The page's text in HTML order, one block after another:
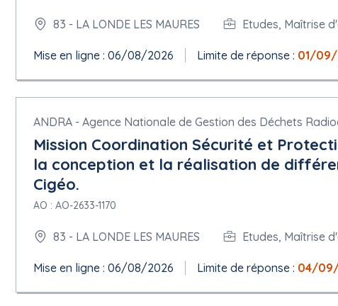
83 - LA LONDE LES MAURES Etudes, Maîtrise
Mise en ligne : 06/08/2026 Limite de réponse : 01/09/
ANDRA - Agence Nationale de Gestion des Déchets
Mission Coordination Sécurité et
la conception et la réalisation de
Cigéo.
AO : AO-2633-1170
83 - LA LONDE LES MAURES Etudes, Maîtrise
Mise en ligne : 06/08/2026 Limite de réponse : 04/